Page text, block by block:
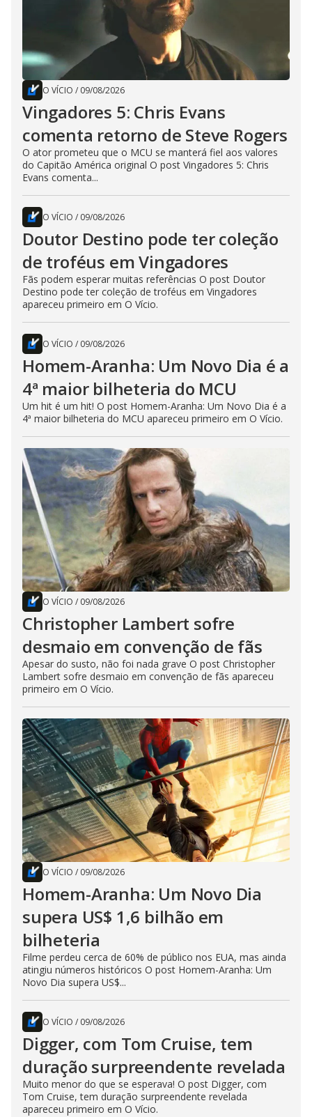
O VÍCIO / 09/08/2026
Vingadores 5: Chris Evans
comenta retorno de Steve Rogers
O ator prometeu que o MCU se manterá fiel aos valores
do Capitão América original O post Vingadores 5: Chris
Evans comenta...
O VÍCIO / 09/08/2026
Doutor Destino pode ter coleção
de troféus em Vingadores
Fãs podem esperar muitas referências O post Doutor
Destino pode ter coleção de troféus em Vingadores
apareceu primeiro em O Vício.
O VÍCIO / 09/08/2026
Homem-Aranha: Um Novo Dia é a
4ª maior bilheteria do MCU
Um hit é um hit! O post Homem-Aranha: Um Novo Dia é a
4ª maior bilheteria do MCU apareceu primeiro em O Vício.
O VÍCIO / 09/08/2026
Christopher Lambert sofre
desmaio em convenção de fãs
Apesar do susto, não foi nada grave O post Christopher
Lambert sofre desmaio em convenção de fãs apareceu
primeiro em O Vício.
O VÍCIO / 09/08/2026
Homem-Aranha: Um Novo Dia
supera US$ 1,6 bilhão em
bilheteria
Filme perdeu cerca de 60% de público nos EUA, mas ainda
atingiu números históricos O post Homem-Aranha: Um
Novo Dia supera US$...
O VÍCIO / 09/08/2026
Digger, com Tom Cruise, tem
duração surpreendente revelada
Muito menor do que se esperava! O post Digger, com
Tom Cruise, tem duração surpreendente revelada
apareceu primeiro em O Vício.